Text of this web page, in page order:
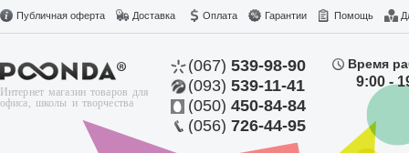
Публичная оферта Доставка Оплата Гарантии Помощь
Интернет магазин товаров для
офиса, школы и творчества
(067) 539-98-90
(093) 539-11-41
(050) 450-84-84
(056) 726-44-95
Время
9:00 -